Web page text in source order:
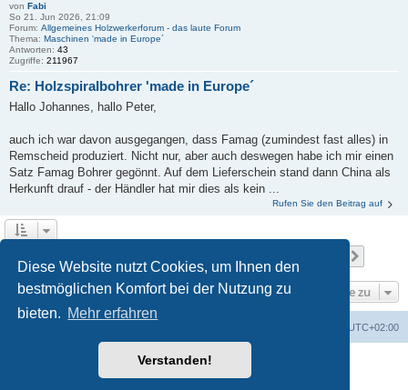
Diese Website nutzt Cookies, um Ihnen den
bestmöglichen Komfort bei der Nutzung zu
bieten. Mehr erfahren
Verstanden!
von Fabi
So 21. Jun 2026, 21:09
Forum: Allgemeines Holzwerkerforum - das laute Forum
Thema: Maschinen 'made in Europe´
Antworten: 43
Zugriffe: 211967
Re: Holzspiralbohrer 'made in Europe´
Hallo Johannes, hallo Peter,
auch ich war davon ausgegangen, dass Famag (zumindest fast alles) in
Remscheid produziert. Nicht nur, aber auch deswegen habe ich mir einen
Satz Famag Bohrer gegönnt. Auf dem Lieferschein stand dann China als
Herkunft drauf - der Händler hat mir dies als kein ...
Rufen Sie den Beitrag auf
Gehe zu
UTC+02:00
Powered byphpBB® Forum Software © phpBB Limited
phpBB.de